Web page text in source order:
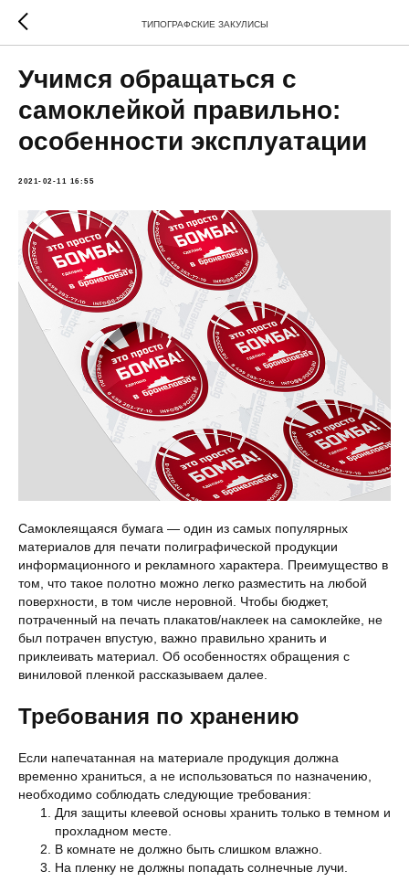
ТИПОГРАФСКИЕ ЗАКУЛИСЫ
Учимся обращаться с
самоклейкой правильно:
особенности эксплуатации
2021-02-11 16:55
Самоклеящаяся бумага — один из самых популярных
материалов для печати полиграфической продукции
информационного и рекламного характера. Преимущество в
том, что такое полотно можно легко разместить на любой
поверхности, в том числе неровной. Чтобы бюджет,
потраченный на печать плакатов/наклеек на самоклейке, не
был потрачен впустую, важно правильно хранить и
приклеивать материал. Об особенностях обращения с
виниловой пленкой рассказываем далее.
Требования по хранению
Если напечатанная на материале продукция должна
временно храниться, а не использоваться по назначению,
необходимо соблюдать следующие требования:
Для защиты клеевой основы хранить только в темном и
прохладном месте.
В комнате не должно быть слишком влажно.
На пленку не должны попадать солнечные лучи.